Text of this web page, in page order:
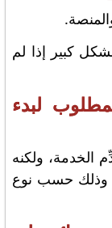
كبير إذا لم
لبدء
الخدمة، ولكنه
بين 50 دولارًا و200 دولار، وذلك حسب نوع